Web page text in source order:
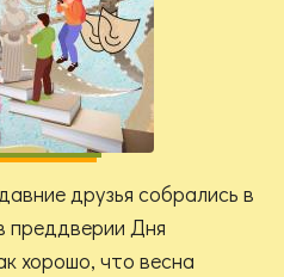
друзья собрались в
преддверии Дня
хорошо, что весна